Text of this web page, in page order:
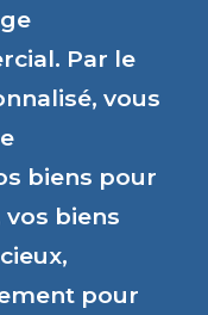
Par le
vous
biens pour
biens
pour